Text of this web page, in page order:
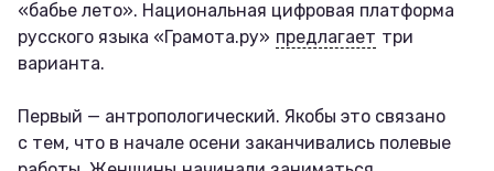
«бабье лето». Национальная цифровая платформа
русского языка «Грамота.ру» предлагает три
варианта.
Первый — антропологический. Якобы это связано
с тем, что в начале осени заканчивались полевые